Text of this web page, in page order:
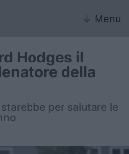
↓ Menu
Hodges il
della
per salutare le